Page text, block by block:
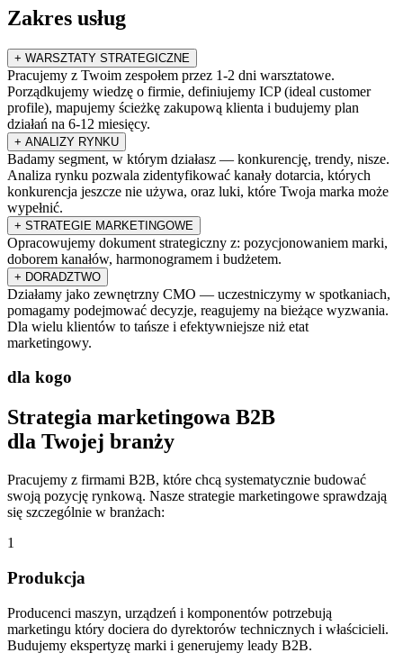
Zakres usług
+ WARSZTATY STRATEGICZNE
Pracujemy z Twoim zespołem przez 1-2 dni warsztatowe.
Porządkujemy wiedzę o firmie, definiujemy ICP (ideal customer
profile), mapujemy ścieżkę zakupową klienta i budujemy plan
działań na 6-12 miesięcy.
+ ANALIZY RYNKU
Badamy segment, w którym działasz — konkurencję, trendy, nisze.
Analiza rynku pozwala zidentyfikować kanały dotarcia, których
konkurencja jeszcze nie używa, oraz luki, które Twoja marka może
wypełnić.
+ STRATEGIE MARKETINGOWE
Opracowujemy dokument strategiczny z: pozycjonowaniem marki,
doborem kanałów, harmonogramem i budżetem.
+ DORADZTWO
Działamy jako zewnętrzny CMO — uczestniczymy w spotkaniach,
pomagamy podejmować decyzje, reagujemy na bieżące wyzwania.
Dla wielu klientów to tańsze i efektywniejsze niż etat
marketingowy.
dla kogo
Strategia marketingowa B2B
dla Twojej branży
Pracujemy z firmami B2B, które chcą systematycznie budować
swoją pozycję rynkową. Nasze strategie marketingowe sprawdzają
się szczególnie w branżach:
1
Produkcja
Producenci maszyn, urządzeń i komponentów potrzebują
marketingu który dociera do dyrektorów technicznych i właścicieli.
Budujemy ekspertyzę marki i generujemy leady B2B.